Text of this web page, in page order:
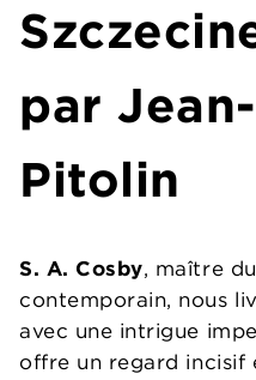
par
Pitolin
S. A. Cosby, maître
contemporain, nous
avec une intrigue
offre un regard incisif